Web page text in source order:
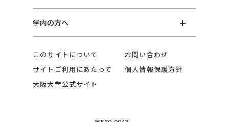
学内の方へ
このサイトについて
サイトご利用にあたって
お問い合わせ
個人情報保護方針
大阪大学公式サイト